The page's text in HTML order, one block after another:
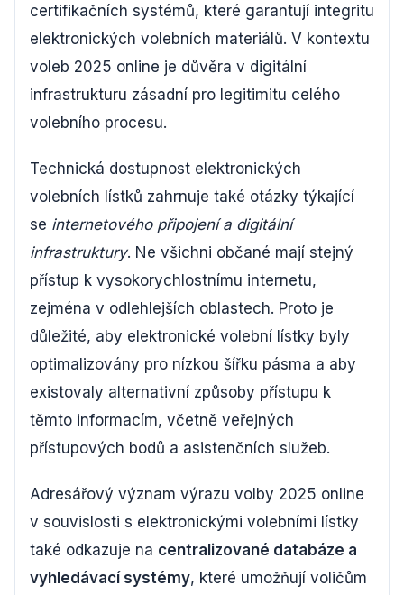
certifikačních systémů, které garantují integritu
elektronických volebních materiálů. V kontextu
voleb 2025 online je důvěra v digitální
infrastrukturu zásadní pro legitimitu celého
volebního procesu.
Technická dostupnost elektronických
volebních lístků zahrnuje také otázky týkající
se internetového připojení a digitální
infrastruktury. Ne všichni občané mají stejný
přístup k vysokorychlostnímu internetu,
zejména v odlehlejších oblastech. Proto je
důležité, aby elektronické volební lístky byly
optimalizovány pro nízkou šířku pásma a aby
existovaly alternativní způsoby přístupu k
těmto informacím, včetně veřejných
přístupových bodů a asistenčních služeb.
Adresářový význam výrazu volby 2025 online
v souvislosti s elektronickými volebními lístky
také odkazuje na centralizované databáze a
vyhledávací systémy, které umožňují voličům